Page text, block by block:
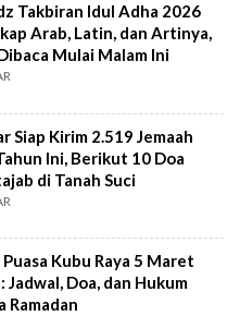
Takbiran Idul Adha 2026
Arab, Latin, dan Artinya,
Mulai Malam Ini
Siap Kirim 2.519 Jemaah
Ini, Berikut 10 Doa
di Tanah Suci
Puasa Kubu Raya 5 Maret
Jadwal, Doa, dan Hukum
Ramadan